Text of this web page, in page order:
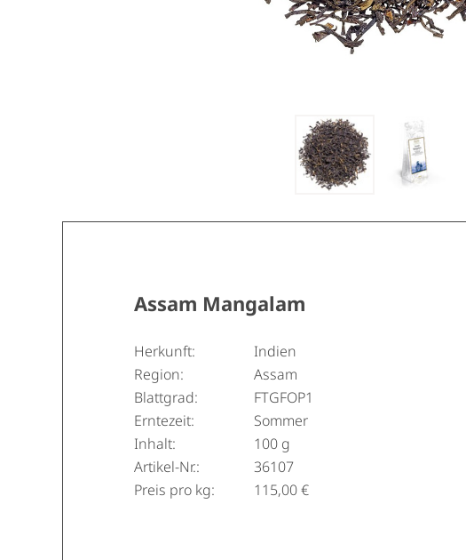
Assam Mangalam
Herkunft:
Indien
Region:
Assam
Blattgrad:
FTGFOP1
Erntezeit:
Sommer
Inhalt:
100 g
Artikel-Nr.:
36107
Preis pro kg:
115,00 €